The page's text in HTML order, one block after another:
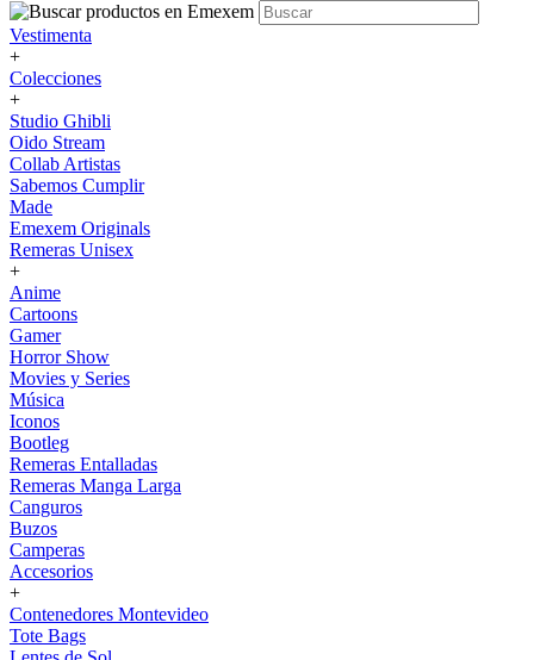
Vestimenta
+
Colecciones
+
Studio Ghibli
Oido Stream
Collab Artistas
Sabemos Cumplir
Made
Emexem Originals
Remeras Unisex
+
Anime
Cartoons
Gamer
Horror Show
Movies y Series
Música
Iconos
Bootleg
Remeras Entalladas
Remeras Manga Larga
Canguros
Buzos
Camperas
Accesorios
+
Contenedores Montevideo
Tote Bags